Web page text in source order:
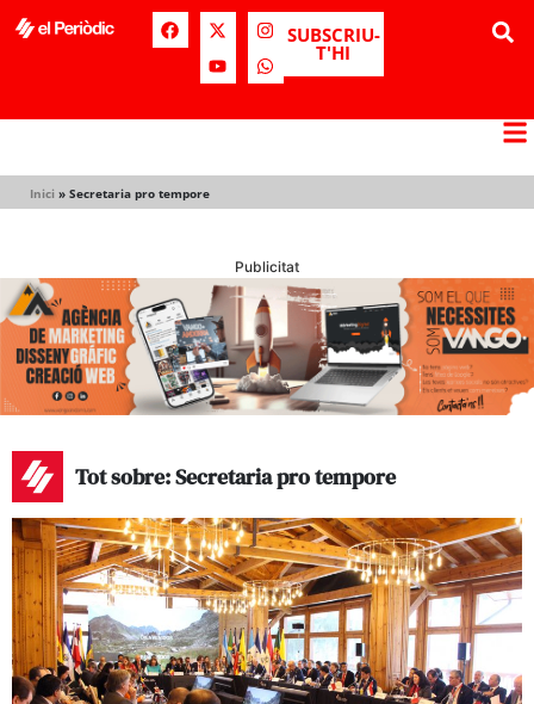
SUBSCRIU-
T'HI
Inici » Secretaria pro tempore
Publicitat
Tot sobre: Secretaria pro tempore